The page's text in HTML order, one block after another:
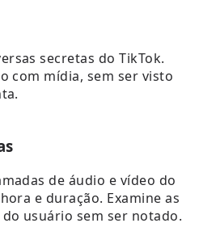
secretas do TikTok.
com mídia, sem ser visto
de áudio e vídeo do
e duração. Examine as
usuário sem ser notado.